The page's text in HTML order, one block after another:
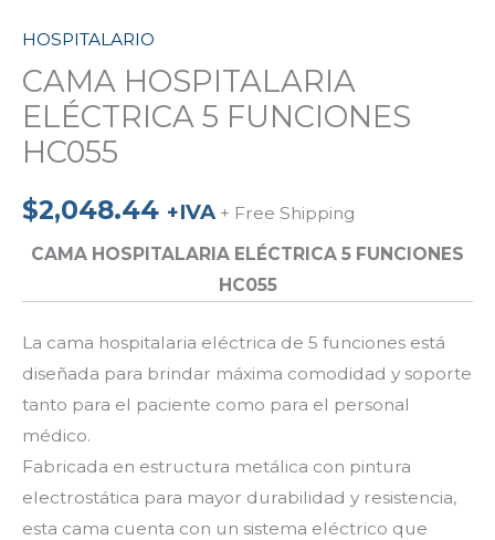
HOSPITALARIO
CAMA HOSPITALARIA
ELÉCTRICA 5 FUNCIONES
HC055
$2,048.44 +IVA + Free Shipping
CAMA HOSPITALARIA ELÉCTRICA 5 FUNCIONES
HC055
La cama hospitalaria eléctrica de 5 funciones está
diseñada para brindar máxima comodidad y soporte
tanto para el paciente como para el personal
médico.
Fabricada en estructura metálica con pintura
electrostática para mayor durabilidad y resistencia,
esta cama cuenta con un sistema eléctrico que